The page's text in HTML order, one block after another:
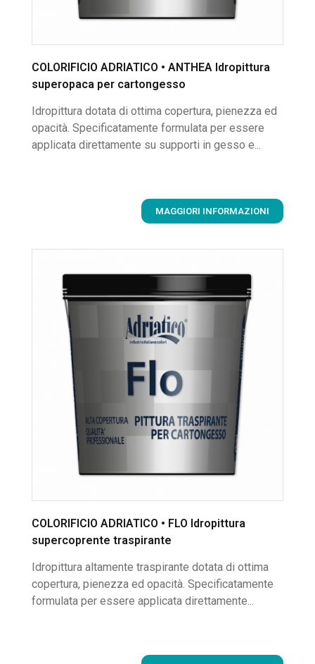
COLORIFICIO ADRIATICO • ANTHEA Idropittura
superopaca per cartongesso
Idropittura dotata di ottima copertura, pienezza ed
opacità. Specificatamente formulata per essere
applicata direttamente su supporti in gesso e...
MAGGIORI INFORMAZIONI
COLORIFICIO ADRIATICO • FLO Idropittura
supercoprente traspirante
Idropittura altamente traspirante dotata di ottima
copertura, pienezza ed opacità. Specificatamente
formulata per essere applicata direttamente...